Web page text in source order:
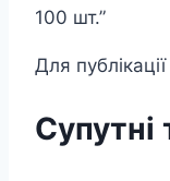
100 шт.”
Для
Супутні